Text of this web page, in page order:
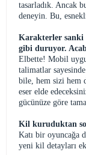
tasarladık. Ancak
deneyin. Bu,
Karakterler sanki
gibi duruyor.
Elbette! Mobil
talimatlar
bile, hem sizi hem
eser elde
gücünüze göre
Kil kuruduktan
Katı bir oyuncağa
yeni kil detayları